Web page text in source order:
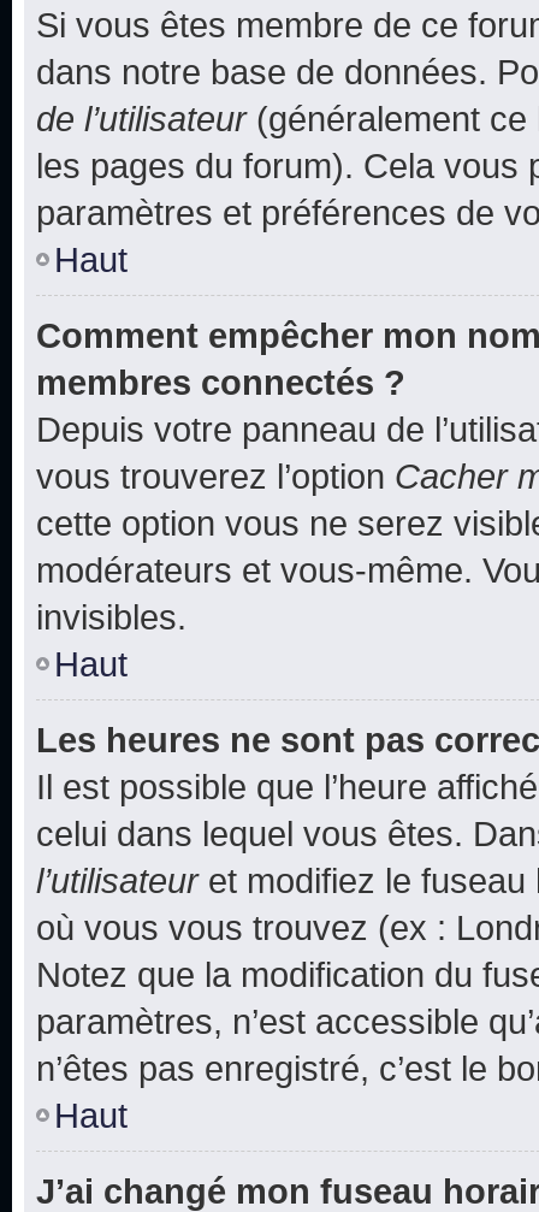
Si vous êtes membre de ce
dans notre base de données.
de l’utilisateur(généralement ce
les pages du forum). Cela vous
paramètres et préférences de
Haut
Comment empêcher mon
membres connectés ?
Depuis votre panneau de
vous trouverez l’option Cacher
cette option vous ne serez
modérateurs et vous-même.
invisibles.
Haut
Les heures ne sont pas
Il est possible que l’heure
celui dans lequel vous êtes.
l’utilisateuret modifiez le fuseau
où vous vous trouvez (ex :
Notez que la modification du
paramètres, n’est accessible
n’êtes pas enregistré, c’est le
Haut
J’ai changé mon fuseau